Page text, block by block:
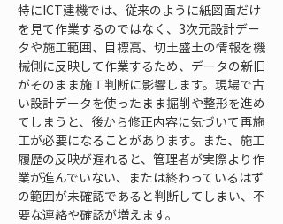
特にICT建機では、従来のように紙図面だけ
を見て作業するのではなく、3次元設計デー
タや施工範囲、目標高、切土盛土の情報を機
械側に反映して作業するため、データの新旧
がそのまま施工判断に影響します。現場で古
い設計データを使ったまま掘削や整形を進め
てしまうと、後から修正内容に気づいて再施
工が必要になることがあります。また、施工
履歴の反映が遅れると、管理者が実際より作
業が進んでいない、または終わっているはず
の範囲が未確認であると判断してしまい、不
要な連絡や確認が増えます。